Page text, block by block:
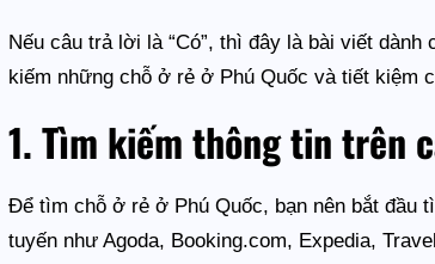
Nếu câu trả lời là “Có”, thì đây là bài viết
kiếm những chỗ ở rẻ ở Phú Quốc và tiết kiệm
1. Tìm kiếm thông tin trên
Để tìm chỗ ở rẻ ở Phú Quốc, bạn nên bắt đầu
tuyến như Agoda, Booking.com, Expedia,